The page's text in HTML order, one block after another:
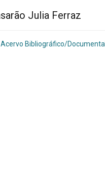
Acervo Bibliográfico/Documental